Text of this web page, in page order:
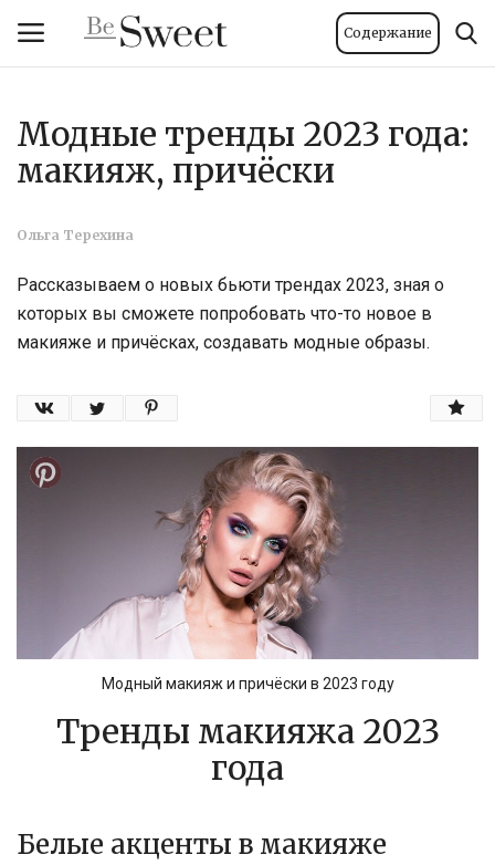
Вход Регистрация
Мода
Стиль жизни
Модные тренды 2023 года:
макияж, причёски
Ольга Терехина
Рассказываем о новых бьюти трендах 2023, зная о
которых вы сможете попробовать что-то новое в
макияже и причёсках, создавать модные образы.
Модный макияж и причёски в 2023 году
Тренды макияжа 2023
года
Белые акценты в макияже
Содержание